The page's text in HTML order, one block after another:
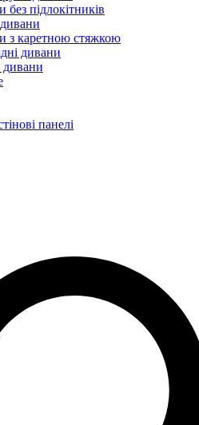
без підлокітників
з каретною стяжкою
дивани
дивани
панелі